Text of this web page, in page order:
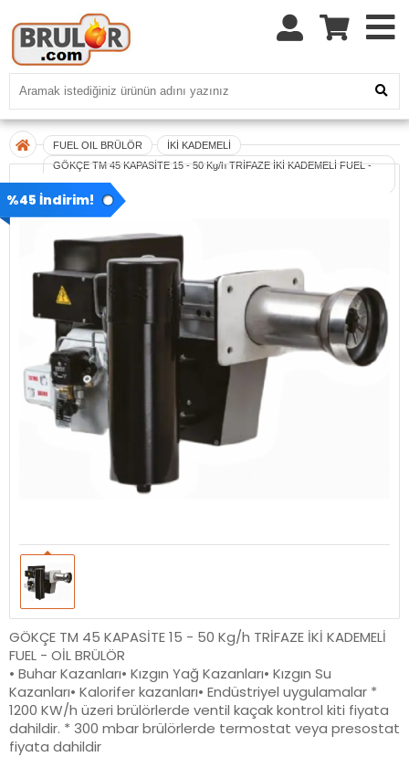
FUEL OIL BRÜLÖR
İKİ KADEMELİ
GÖKÇE TM 45 KAPASİTE 15 - 50 Kg/h TRİFAZE İKİ KADEMELİ FUEL -
OİL BRÜLÖR
%45 İndirim!
GÖKÇE TM 45 KAPASİTE 15 - 50 Kg/h TRİFAZE İKİ KADEMELİ
FUEL - OİL BRÜLÖR
• Buhar Kazanları• Kızgın Yağ Kazanları• Kızgın Su
Kazanları• Kalorifer kazanları• Endüstriyel uygulamalar *
1200 KW/h üzeri brülörlerde ventil kaçak kontrol kiti fiyata
dahildir. * 300 mbar brülörlerde termostat veya presostat
fiyata dahildir